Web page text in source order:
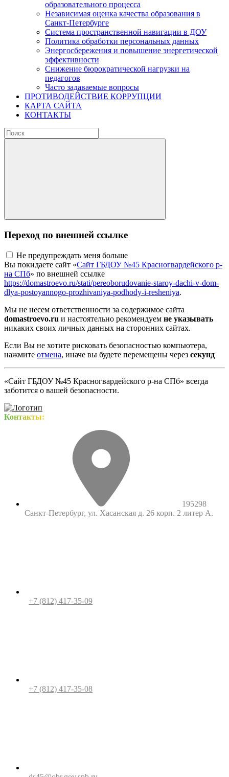
образовательного процесса
Независимая оценка качества образования в
Санкт-Петербурге
Система пространственной навигации в ДОУ
Политика обработки персональных данных
Энергосбережения и повышение энергетической
эффективности
Снижение бюрократической нагрузки на
педагогов
Часто задаваемые вопросы
ПРОТИВОДЕЙСТВИЕ КОРРУПЦИИ
КАРТА САЙТА
КОНТАКТЫ
Переход по внешней ссылке
Не предупреждать меня больше
Вы покидаете сайт «Сайт ГБДОУ №45 Красногвардейского р-
на СПб» по внешней ссылке
https://domastroevo.ru/stati/pereoborudovanie-staroy-dachi-v-dom-
dlya-postoyannogo-prozhivaniya-podhody-i-resheniya.
Мы не несем ответственности за содержимое сайта
domastroevo.ru и настоятельно рекомендуем не указывать
никаких своих личных данных на сторонних сайтах.
Если Вы не хотите рисковать безопасностью компьютера,
нажмите отмена, иначе вы будете перемещены через секунд
«Сайт ГБДОУ №45 Красногвардейского р-на СПб» всегда
заботится о вашей безопасности.
Контакты:
195298
Санкт-Петербург, ул. Хасанская д. 26 корп. 2 литер А.
+7 (812) 417-35-09
+7 (812) 417-35-08